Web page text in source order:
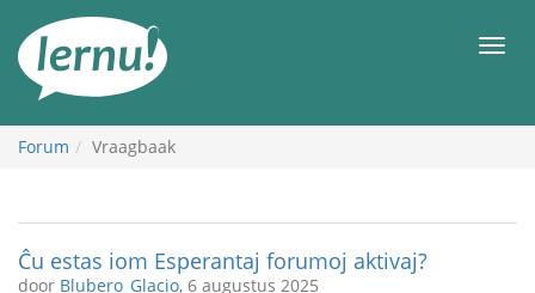
inhoud
Forum Vraagbaak
Ĉu estas iom Esperantaj forumoj aktivaj?
door Blubero_Glacio, 6 augustus 2025